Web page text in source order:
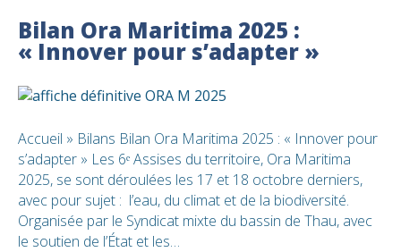
Bilan Ora Maritima 2025 :
« Innover pour s’adapter »
Accueil » Bilans Bilan Ora Maritima 2025 : « Innover pour
s’adapter » Les 6ᵉ Assises du territoire, Ora Maritima
2025, se sont déroulées les 17 et 18 octobre derniers,
avec pour sujet : l’eau, du climat et de la biodiversité.
Organisée par le Syndicat mixte du bassin de Thau, avec
le soutien de l’État et les…